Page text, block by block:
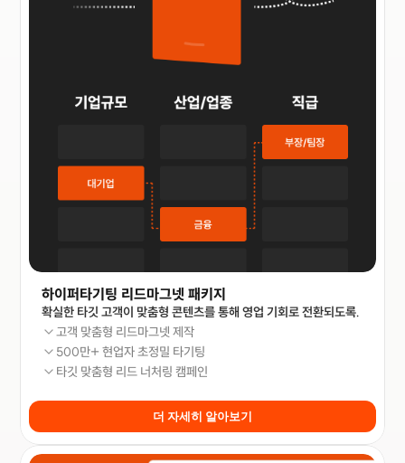
하이퍼타기팅 리드마그넷 패키지
확실한 타깃 고객이 맞춤형 콘텐츠를 통해 영업 기회로 전환되도록.
고객 맞춤형 리드마그넷 제작
500만+ 현업자 초정밀 타기팅
타깃 맞춤형 리드 너처링 캠페인
더 자세히 알아보기